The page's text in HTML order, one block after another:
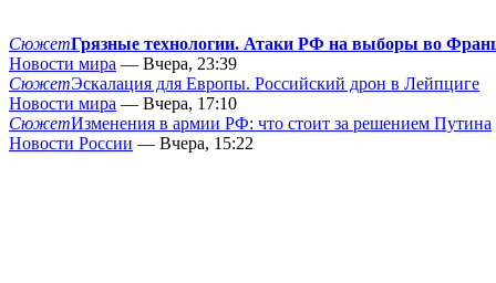
СюжетГрязные технологии. Атаки РФ на выборы во
Новости мира — Вчера, 23:39
СюжетЭскалация для Европы. Российский дрон в Лейпциге
Новости мира — Вчера, 17:10
СюжетИзменения в армии РФ: что стоит за решением Путина
Новости России — Вчера, 15:22